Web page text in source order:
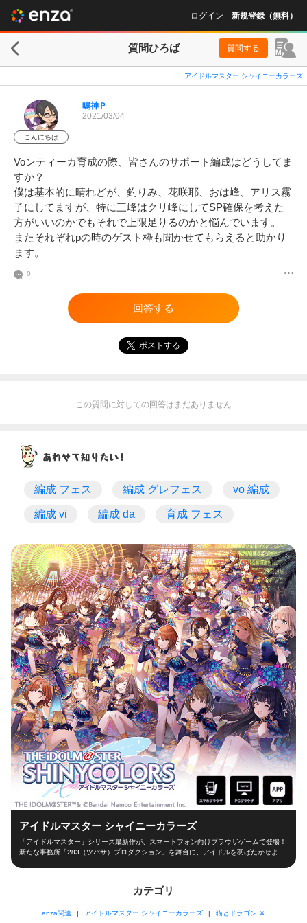
ログイン 新規登録（無料）
質問ひろば 質問する
アイドルマスター シャイニーカラーズ
こんにちは
鳴神Ｐ
2021/03/04
Voンティーカ育成の際、皆さんのサポート編成はどうしてま
すか？
僕は基本的に晴れどが、釣りみ、花咲耶、おは峰、アリス霧
子にしてますが、特に三峰はクリ峰にしてSP確保を考えた
方がいいのかでもそれで上限足りるのかと悩んでいます。
またそれぞれpの時のゲスト枠も聞かせてもらえると助かり
ます。
0
回答する
ポストする
この質問に対しての回答はまだありません
編成 フェス 編成 グレフェス vo 編成
編成 vi 編成 da 育成 フェス
アイドルマスター シャイニーカラーズ
「アイドルマスター」シリーズ最新作が、スマートフォン向けブラウザゲームで登場！
新たな事務所「283（ツバサ）プロダクション」を舞台に、アイドルを羽ばたかせよ
て、レッスンやお仕事、オーディションなどの行動を選択！限られた期間の中でアイド
出場できるかは、プロデューサーの腕次第！ ■アイドルと信頼関係を深めよう！■ アイ
カテゴリ
enza関連 アイドルマスター シャイニーカラーズ 猫とドラゴン ⚔